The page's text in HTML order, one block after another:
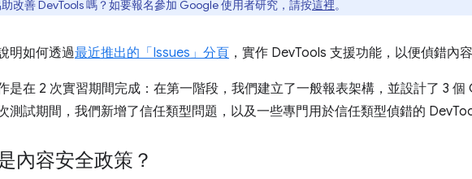
改善 DevTools 嗎？如要報名參加 Google 使用者研究，請按這裡。
明如何透過最近推出的「Issues」 分頁 ，實作 DevTools 支援功能，以便偵錯內
是在 2 次實習期間完成：在第一階段，我們建立了一般報表架構，並設計了 3 個
測試期間，我們新增了信任類型問題，以及一些專門用於信任類型偵錯的
內容安全政策？